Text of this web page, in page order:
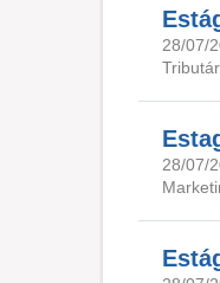
28/07/
28/07/